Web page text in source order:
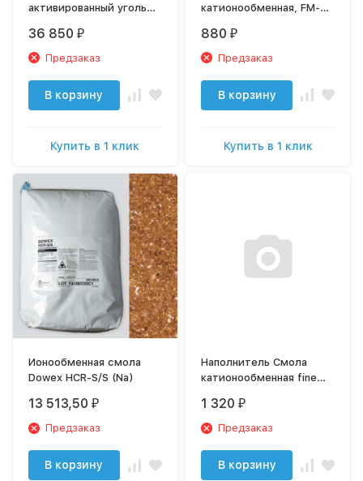
активированный уголь
36 850 ₽
Предзаказ
В корзину
Купить в 1 клик
катионообменная, FM-24
880 ₽
Предзаказ
В корзину
Купить в 1 клик
Ионообменная смола
Dowex HCR-S/S (Na)
13 513,50 ₽
Предзаказ
В корзину
Наполнитель Смола
катионообменная fine
266 (1 л)
1 320 ₽
Предзаказ
В корзину